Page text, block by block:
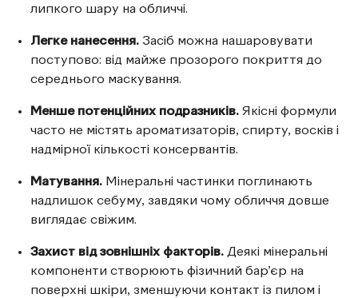
липкого шару на обличчі.
Легке нанесення.Засіб можна нашаровувати
поступово: від майже прозорого покриття до
середнього маскування.
Менше потенційних подразників.Якісні формули
часто не містять ароматизаторів, спирту, восків і
надмірної кількості консервантів.
Матування.Мінеральні частинки поглинають
надлишок себуму, завдяки чому обличчя довше
виглядає свіжим.
Захист від зовнішніх факторів.Деякі мінеральні
компоненти створюють фізичний бар’єр на
поверхні шкіри, зменшуючи контакт із пилом і